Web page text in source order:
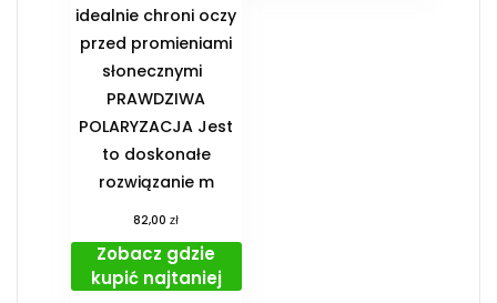
idealnie chroni oczy
przed promieniami
słonecznymi
PRAWDZIWA
POLARYZACJA Jest
to doskonałe
rozwiązanie m
82,00zł
Zobacz gdzie
kupić najtaniej